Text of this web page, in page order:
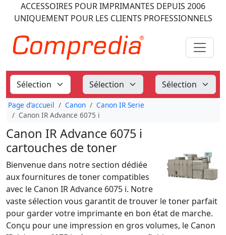
ACCESSOIRES POUR IMPRIMANTES DEPUIS 2006
UNIQUEMENT POUR LES CLIENTS PROFESSIONNELS
Page d'accueil Canon
Canon IR Serie
Canon IR Advance 6075 i
Canon IR Advance 6075 i
cartouches de toner
Bienvenue dans notre section dédiée
aux fournitures de toner compatibles
avec le Canon IR Advance 6075 i. Notre
vaste sélection vous garantit de trouver le toner parfait
pour garder votre imprimante en bon état de marche.
Conçu pour une impression en gros volumes, le Canon